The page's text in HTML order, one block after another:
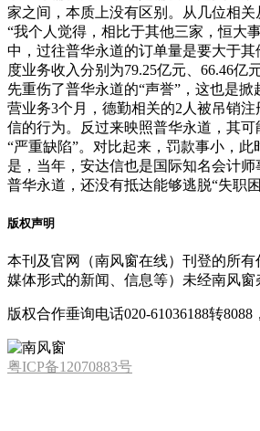
家之间，本质上没有区别。从几位相
“我个人觉得，相比于其他三家，恒大
中，过往普华永道的订单量是要大于
度业务收入分别为79.25亿元、66.46
先重伤了普华永道的“声誉”，这也是
营业务3个月，德勤相关的2人被吊销
信的行为。反过来映照普华永道，其
“严重缺陷”。对比起来，罚款事小，
是，当年，安达信也是国际知名会计
普华永道，还没有抵达能够逃脱“失职困
版权声明
本刊及官网（南风窗在线）刊登的所
媒体形式的新闻、信息等）未经南风
版权合作垂询电话020-61036188转8088
粤ICP备12070883号